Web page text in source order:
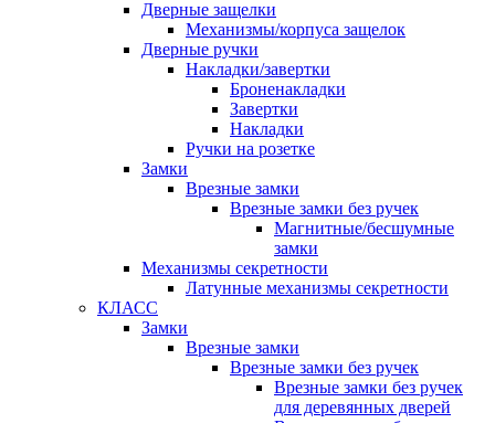
Дверные защелки
Механизмы/корпуса защелок
Дверные ручки
Накладки/завертки
Броненакладки
Завертки
Накладки
Ручки на розетке
Замки
Врезные замки
Врезные замки без ручек
Магнитные/бесшумные
замки
Механизмы секретности
Латунные механизмы секретности
КЛАСС
Замки
Врезные замки
Врезные замки без ручек
Врезные замки без ручек
для деревянных дверей